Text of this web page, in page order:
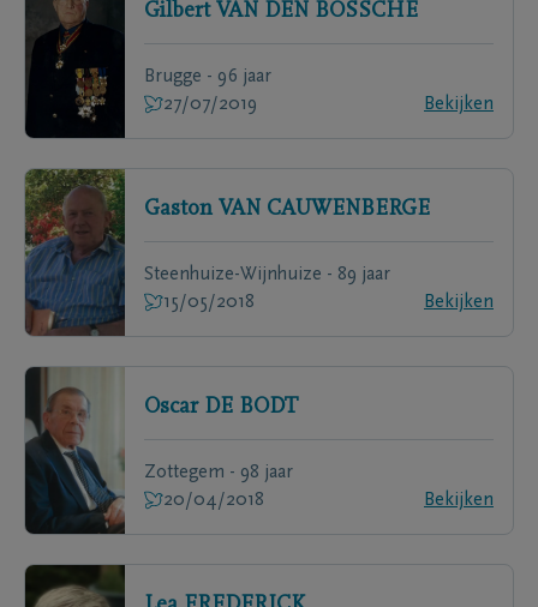
Gilbert VAN DEN BOSSCHE
Brugge - 96 jaar
27/07/2019
Bekijken
Gaston VAN CAUWENBERGE
Steenhuize-Wijnhuize - 89 jaar
15/05/2018
Bekijken
Oscar DE BODT
Zottegem - 98 jaar
20/04/2018
Bekijken